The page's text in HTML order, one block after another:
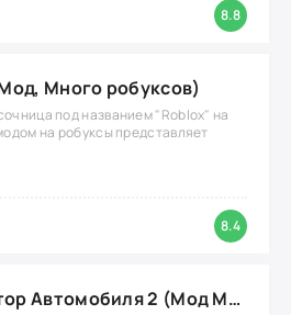
8.8
Много робуксов)
под названием "Roblox" на
на робуксы представляет
8.4
Симулятор Автомобиля 2 (Мод Много денег/Всё открыто)